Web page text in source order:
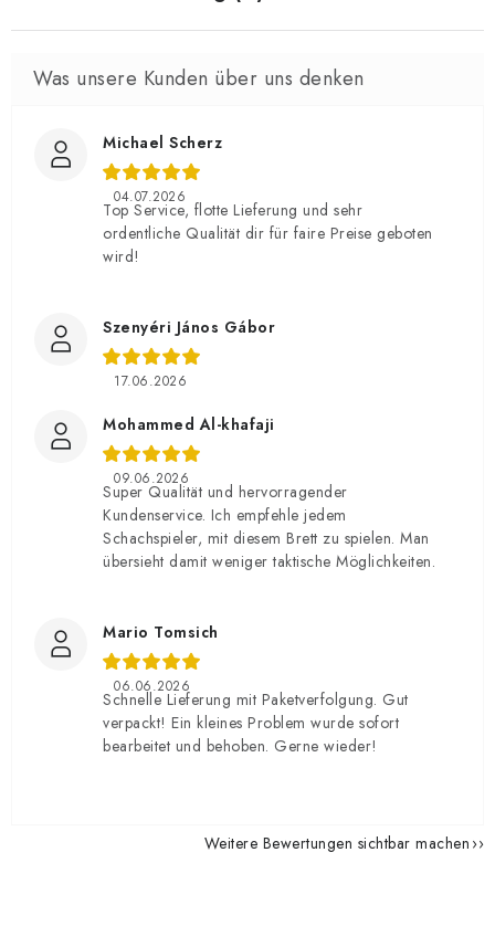
Michael Scherz
04.07.2026
Top Service, flotte Lieferung und sehr
ordentliche Qualität dir für faire Preise geboten
wird!
Szenyéri János Gábor
17.06.2026
Mohammed Al-khafaji
09.06.2026
Super Qualität und hervorragender
Kundenservice. Ich empfehle jedem
Schachspieler, mit diesem Brett zu spielen. Man
übersieht damit weniger taktische Möglichkeiten.
Mario Tomsich
06.06.2026
Schnelle Lieferung mit Paketverfolgung. Gut
verpackt! Ein kleines Problem wurde sofort
bearbeitet und behoben. Gerne wieder!
Weitere Bewertungen sichtbar machen